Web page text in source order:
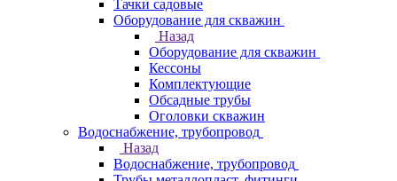
Тачки садовые
Оборудование для скважин
Назад
Оборудование для скважин
Кессоны
Комплектующие
Обсадные трубы
Оголовки скважин
Водоснабжение, трубопровод
Назад
Водоснабжение, трубопровод